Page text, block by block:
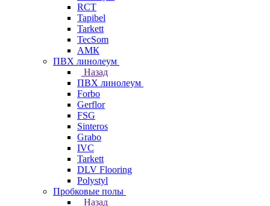
RCT
Tapibel
Tarkett
TecSom
АМК
ПВХ линолеум
Назад
ПВХ линолеум
Forbo
Gerflor
FSG
Sinteros
Grabo
IVC
Tarkett
DLV Flooring
Polystyl
Пробковые полы
Назад